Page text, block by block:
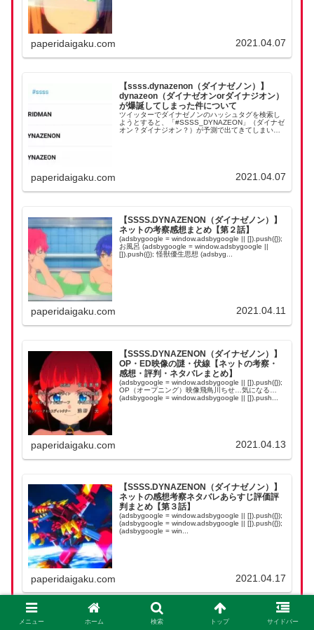
paperidaigaku.com 2021.04.07
【ssss.dynazenon（ダイナゼノン）】
dynazeon（ダイナゼオンorダイナジオン）
が爆誕してしまった件について
ツイッターでダイナゼノンのハッシュタグを検索し
ようとすると、「#SSSS_DYNAZEON」（ダイナゼ
オン？ダイナジオン？）が予測で出てきてしまいま
paperidaigaku.com 2021.04.07
【SSSS.DYNAZENON（ダイナゼノン）】
ネットの考察感想まとめ【第２話】
(adsbygoogle = window.adsbygoogle || []).push({});
お風呂 (adsbygoogle = window.adsbygoogle ||
[]).push({}); 怪獣優生思想 (adsbyg...
paperidaigaku.com 2021.04.11
【SSSS.DYNAZENON（ダイナゼノン）】
OP・ED映像の謎・伏線【ネットの考察・
感想・評判・ネタバレまとめ】
(adsbygoogle = window.adsbygoogle || []).push({});
OP（オープニング）映像飛鳥川ちせ…気になる…
(adsbygoogle = window.adsbygoogle || []).push...
paperidaigaku.com 2021.04.13
【SSSS.DYNAZENON（ダイナゼノン）】
ネットの感想考察ネタバレあらすじ評価評
判まとめ【第３話】
(adsbygoogle = window.adsbygoogle || []).push({});
(adsbygoogle = window.adsbygoogle || []).push({});
(adsbygoogle = win...
paperidaigaku.com 2021.04.17
【SSSS.DYNAZENON（ダイナゼノン）】
メニュー ホーム 検索 トップ サイドバー